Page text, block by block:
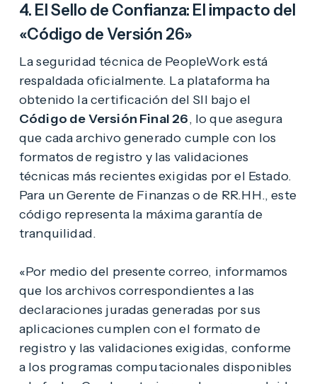
4. El Sello de Confianza: El impacto del
«Código de Versión 26»
La seguridad técnica de PeopleWork está
respaldada oficialmente. La plataforma ha
obtenido la certificación del SII bajo el
Código de Versión Final 26, lo que asegura
que cada archivo generado cumple con los
formatos de registro y las validaciones
técnicas más recientes exigidas por el Estado.
Para un Gerente de Finanzas o de RR.HH., este
código representa la máxima garantía de
tranquilidad.
«Por medio del presente correo, informamos
que los archivos correspondientes a las
declaraciones juradas generadas por sus
aplicaciones cumplen con el formato de
registro y las validaciones exigidas, conforme
a los programas computacionales disponibles